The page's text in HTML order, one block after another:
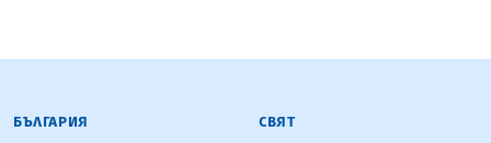
БЪЛГАРСКА ТЕЛЕГРАФНА АГЕНЦИЯ
БЪЛГАРИЯ СВЯТ